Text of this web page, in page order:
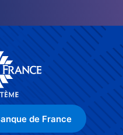
de France